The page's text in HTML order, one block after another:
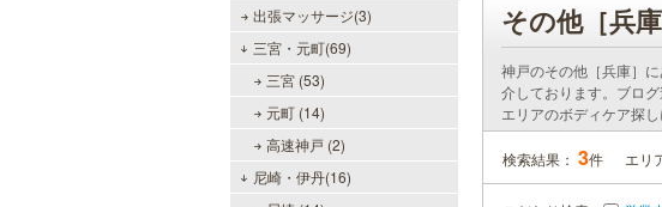
出張マッサージ(3)
三宮・元町(69)
三宮 (53)
元町 (14)
高速神戸 (2)
尼崎・伊丹(16)
その他［兵
神戸のその他［兵庫］
介しております。ブロ
エリアのボディケア探
検索結果： 3件 エリ